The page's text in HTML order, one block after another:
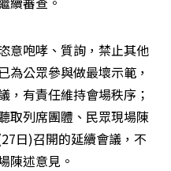
意咆哮、質詢，禁止其他
為公眾參與做最壞示範，
，有責任維持會場秩序；
取列席團體、民眾現場陳
日)召開的延續會議，不
陳述意見。